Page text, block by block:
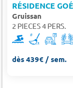
RÉSIDENCE
Gruissan
2 PIECES 4 PERS.
dès 439€ / sem.